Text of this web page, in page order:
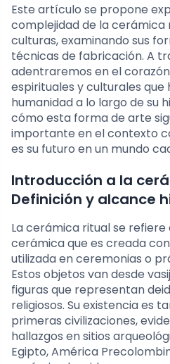
Este artículo se propone
complejidad de la cerámica
culturas, examinando sus
técnicas de fabricación. A
adentraremos en el
espirituales y culturales
humanidad a lo largo de su
cómo esta forma de arte
importante en el contexto
es su futuro en un mundo
Introducción a la
Definición y alcance
La cerámica ritual se refiere
cerámica que es creada
utilizada en ceremonias o
Estos objetos van desde
figuras que representan
religiosos. Su existencia es
primeras civilizaciones,
hallazgos en sitios
Egipto, América